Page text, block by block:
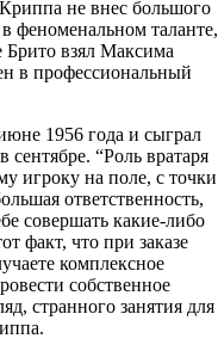
не внес большого
феноменальном таланте,
Брито взял Максима
в профессиональный
1956 года и сыграл
“Роль вратаря
игроку на поле, с точки
ответственность,
совершать какие-либо
факт, что при заказе
комплексное
собственное
странного занятия для